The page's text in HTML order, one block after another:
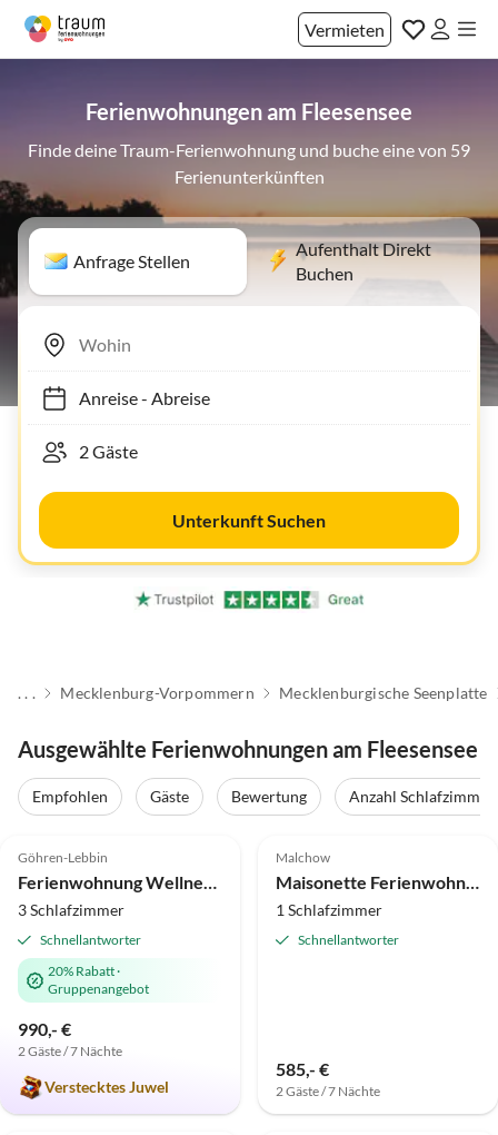
Vermieten
Ferienwohnungen am Fleesensee
Finde deine Traum-Ferienwohnung und buche eine von 59
Ferienunterkünften
Anfrage Stellen
Aufenthalt Direkt
Buchen
Anreise- Abreise
Unterkunft Suchen
. . . Mecklenburg-Vorpommern Mecklenburgische Seenplatte
Ausgewählte Ferienwohnungen am Fleesensee
Empfohlen Gäste Bewertung Anzahl Schlafzimmer
Auszeichnung 2025
Top-Inserat
Göhren-Lebbin
Ferienwohnung Wellnessoase Domizil Eden
3 Schlafzimmer
Schnellantworter
20% Rabatt·
Gruppenangebot
990,- €
2 Gäste / 7 Nächte
Verstecktes Juwel
Malchow
Maisonette Ferienwohnung Stadthaus Malchow
1 Schlafzimmer
Schnellantworter
585,- €
2 Gäste / 7 Nächte
Top-Inserat
5.0 (8) Top-Inserat
5.0 (7)